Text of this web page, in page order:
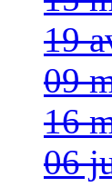
19
09
16
06